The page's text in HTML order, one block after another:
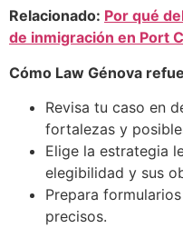
Relacionado: Por qué
de inmigración en Port
Cómo Law Génova
Revisa tu caso en
fortalezas y
Elige la estrategia
elegibilidad y sus
Prepara
precisos.